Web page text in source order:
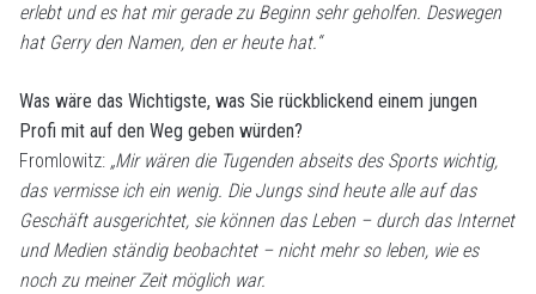
erlebt und es hat mir gerade zu Beginn sehr geholfen. Deswegen
hat Gerry den Namen, den er heute hat.“
Was wäre das Wichtigste, was Sie rückblickend einem jungen
Profi mit auf den Weg geben würden?
Fromlowitz: „Mir wären die Tugenden abseits des Sports wichtig,
das vermisse ich ein wenig. Die Jungs sind heute alle auf das
Geschäft ausgerichtet, sie können das Leben – durch das Internet
und Medien ständig beobachtet – nicht mehr so leben, wie es
noch zu meiner Zeit möglich war.